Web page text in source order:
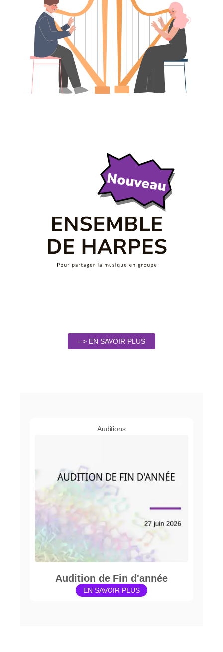
--> EN SAVOIR PLUS
Auditions
Audition de Fin d'année
EN SAVOIR PLUS